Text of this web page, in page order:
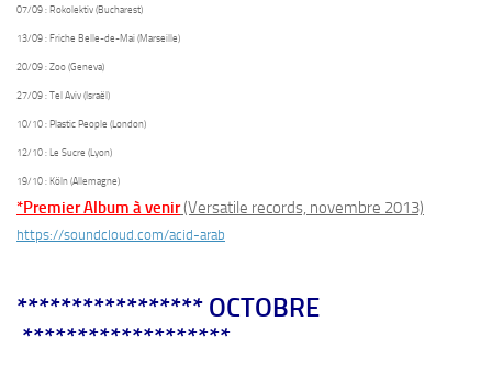
07/09 : Rokolektiv (Bucharest)
13/09 : Friche Belle-de-Mai (Marseille)
20/09 : Zoo (Geneva)
27/09 : Tel Aviv (Israël)
10/10 : Plastic People (London)
12/10 : Le Sucre (Lyon)
19/10 : Köln (Allemagne)
*Premier Album à venir(Versatile records, novembre 2013)
https://soundcloud.com/acid-arab
***************** OCTOBRE
*******************